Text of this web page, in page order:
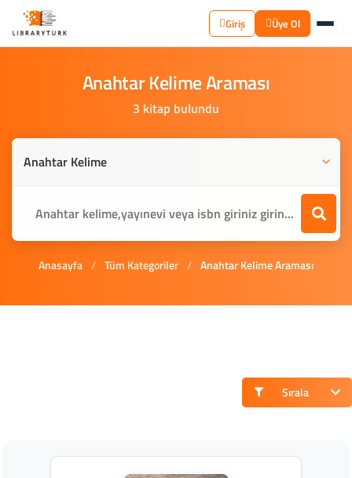
Giriş Üye Ol
AnahtarKelimeAraması
3 kitap bulundu
Anasayfa / Tüm Kategoriler / Anahtar Kelime Araması
Sırala